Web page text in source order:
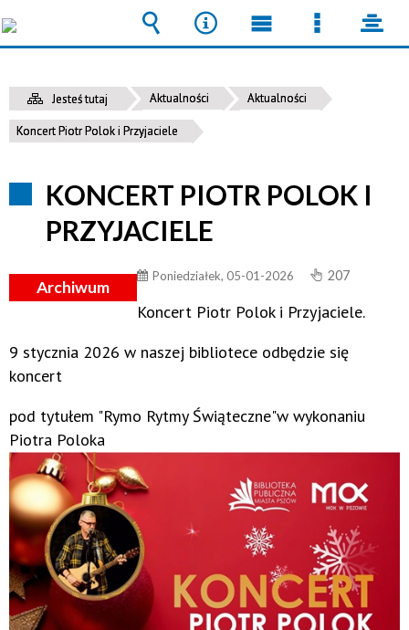
Jesteś tutaj Aktualności Aktualności
Koncert Piotr Polok i Przyjaciele
KONCERT PIOTR POLOK I
PRZYJACIELE
Archiwum
Poniedziałek, 05-01-2026 207
Koncert Piotr Polok i Przyjaciele.
9 stycznia 2026 w naszej bibliotece odbędzie się
koncert
pod tytułem "Rymo Rytmy Świąteczne"w wykonaniu
Piotra Poloka
Wyszukiwarka
Narzędzia
MenuMenu